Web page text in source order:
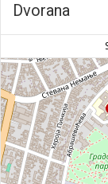
Dvorana